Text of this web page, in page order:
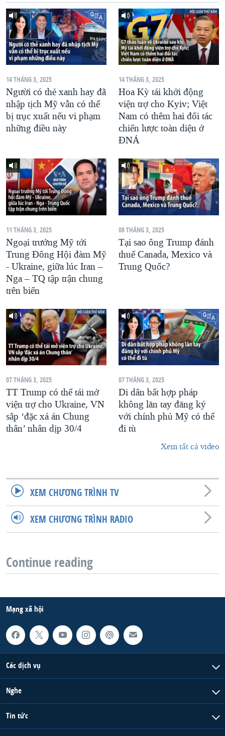
14 THÁNG 3, 2025
Người có thẻ xanh hay đã
nhập tịch Mỹ vẫn có thể
bị trục xuất nếu vi phạm
những điều này
14 THÁNG 3, 2025
Hoa Kỳ tái khởi động
viện trợ cho Kyiv; Việt
Nam có thêm hai đối tác
chiến lược toàn diện ở
ĐNÁ
11 THÁNG 3, 2025
Ngoại trưởng Mỹ tới
Trung Đông Hội đàm Mỹ
- Ukraine, giữa lúc Iran –
Nga – TQ tập trận chung
trên biển
08 THÁNG 3, 2025
Tại sao ông Trump đánh
thuế Canada, Mexico và
Trung Quốc?
07 THÁNG 3, 2025
TT Trump có thể tái mở
viện trợ cho Ukraine, VN
sắp ‘đặc xá án Chung
thân’ nhân dịp 30/4
07 THÁNG 3, 2025
Di dân bất hợp pháp
không lăn tay đăng ký
với chính phủ Mỹ có thể
đi tù
Xem tất cả video
XEM CHƯƠNG TRÌNH TV
XEM CHƯƠNG TRÌNH RADIO
Continue reading
Mạng xã hội
Các dịch vụ
Nghe
Tin tức